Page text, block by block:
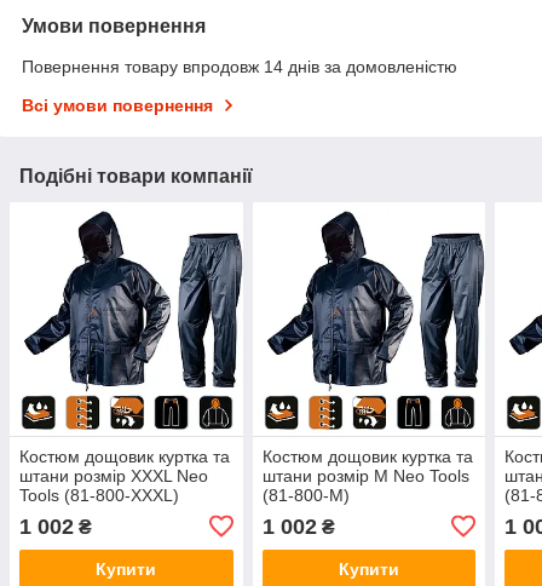
Умови повернення
Повернення товару впродовж 14 днів за домовленістю
Всі умови повернення
Подібні товари компанії
Костюм дощовик куртка та
штани розмір XXXL Neo
Tools (81-800-XXXL)
1 002 ₴
Купити
Костюм дощовик куртка та
штани розмір M Neo Tools
(81-800-M)
1 002₴
Купити
(81-
1